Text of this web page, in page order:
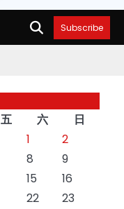
Subscribe
五 六
日
1
2
8
9
15
16
22
23